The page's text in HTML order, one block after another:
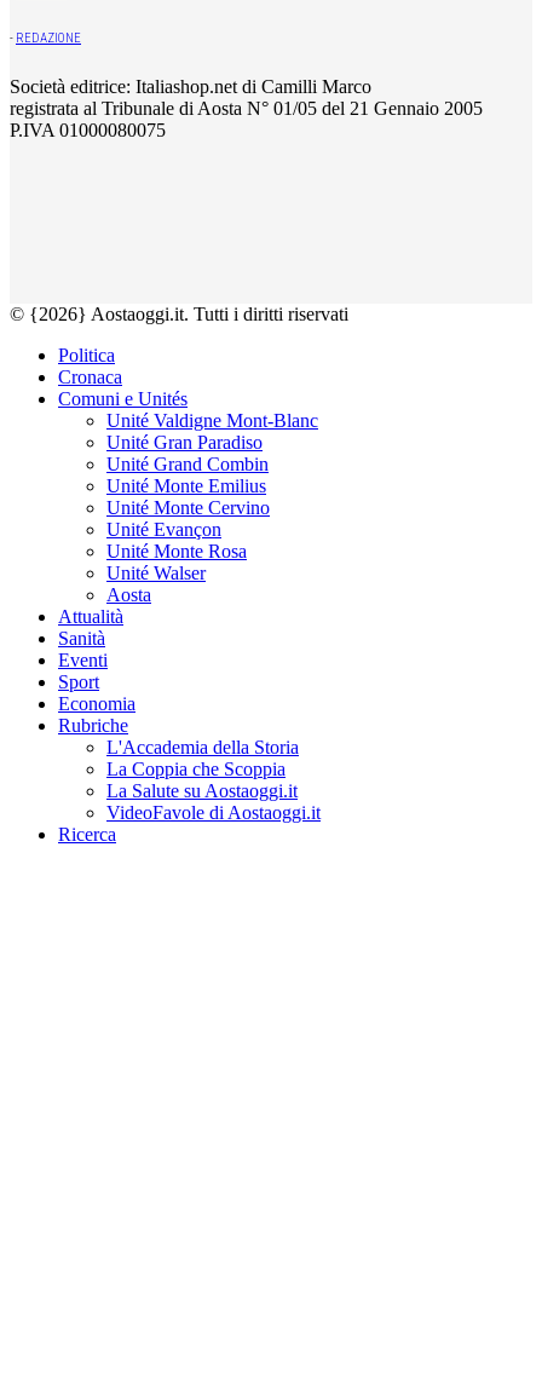
- REDAZIONE
Società editrice: Italiashop.net di Camilli Marco
registrata al Tribunale di Aosta N° 01/05 del 21 Gennaio 2005
P.IVA 01000080075
© {2026} Aostaoggi.it. Tutti i diritti riservati
Politica
Cronaca
Comuni e Unités
Unité Valdigne Mont-Blanc
Unité Gran Paradiso
Unité Grand Combin
Unité Monte Emilius
Unité Monte Cervino
Unité Evançon
Unité Monte Rosa
Unité Walser
Aosta
Attualità
Sanità
Eventi
Sport
Economia
Rubriche
L'Accademia della Storia
La Coppia che Scoppia
La Salute su Aostaoggi.it
VideoFavole di Aostaoggi.it
Ricerca